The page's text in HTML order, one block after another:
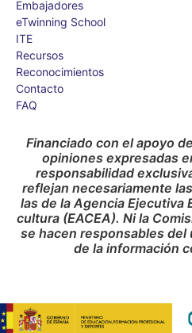
Embajadores
eTwinning School
ITE
Recursos
Reconocimientos
Contacto
FAQ
Financiado con el apoyo
opiniones expresadas
responsabilidad
reflejan necesariamente
las de la Agencia Ejecutiva
cultura (EACEA). Ni la
se hacen responsables del
de la información